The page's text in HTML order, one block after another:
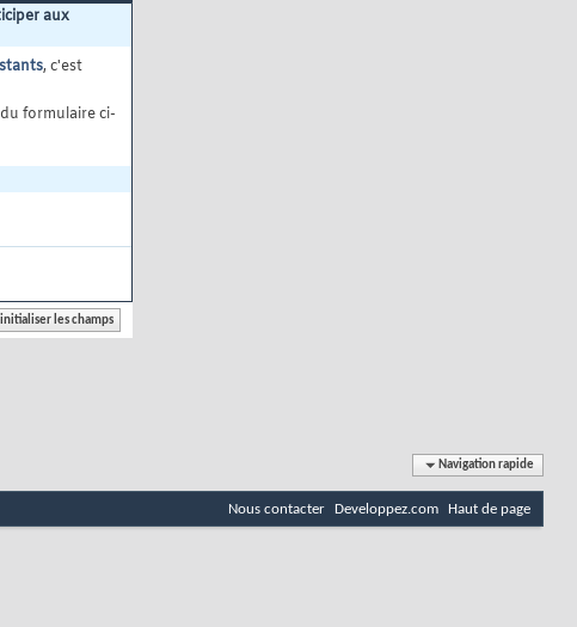
aux
, c'est
formulaire ci-
Navigation rapide
Nous contacter Developpez.com Haut de page